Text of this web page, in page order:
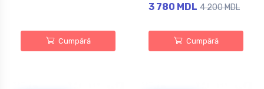
Cumpără
3 780 MDL 4 200 MDL
Cumpără